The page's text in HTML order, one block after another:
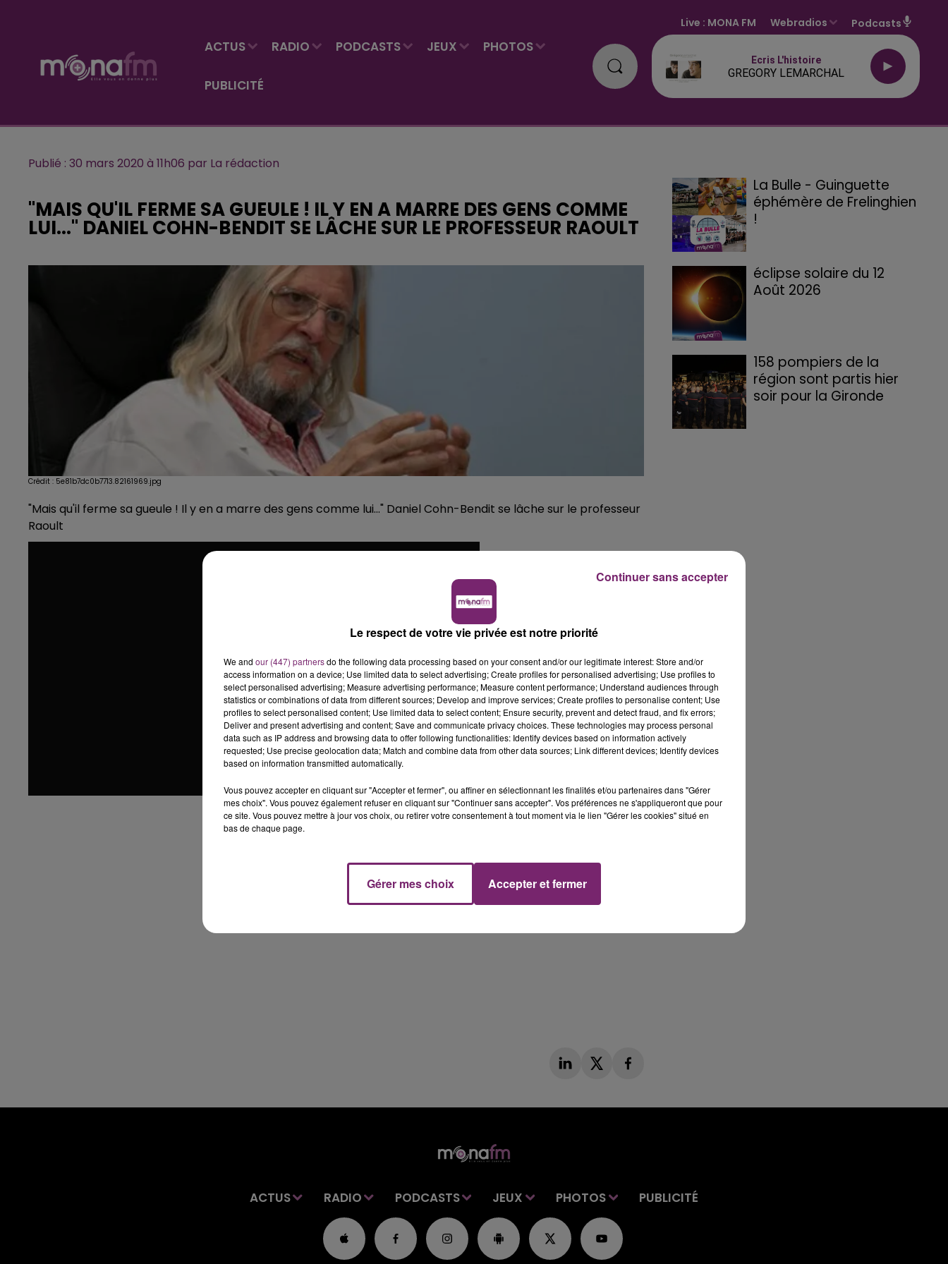
ACTUS RADIO PODCASTS JEUX PHOTOS
PUBLICITÉ
Live : MONA FM Webradios Podcasts
Ecris L'histoire
GREGORY LEMARCHAL
Publié : 30 mars 2020 à 11h06 par La rédaction
"MAIS QU'IL FERME SA GUEULE ! IL Y EN A MARRE DES GENS COMME
LUI..." DANIEL COHN-BENDIT SE LÂCHE SUR LE PROFESSEUR RAOULT
Crédit : 5e81b7dc0b7713.82161969.jpg
"Mais qu'il ferme sa gueule ! Il y en a marre des gens comme lui..." Daniel Cohn-Bendit se lâche sur le professeur
Raoult
La Bulle - Guinguette
éphémère de Frelinghien
!
éclipse solaire du 12
Août 2026
158 pompiers de la
région sont partis hier
soir pour la Gironde
ACTUS RADIO PODCASTS JEUX PHOTOS PUBLICITÉ
Le respect de votre vie privée est notre priorité
We and our (447) partnersdo the following data processing based on your consent and/or our legitimate interest: Store and/or
access information on a device; Use limited data to select advertising; Create profiles for personalised advertising; Use profiles to
select personalised advertising; Measure advertising performance; Measure content performance; Understand audiences through
statistics or combinations of data from different sources; Develop and improve services; Create profiles to personalise content; Use
profiles to select personalised content; Use limited data to select content; Ensure security, prevent and detect fraud, and fix errors;
Deliver and present advertising and content; Save and communicate privacy choices. These technologies may process personal
data such as IP address and browsing data to offer following functionalities: Identify devices based on information actively
requested; Use precise geolocation data; Match and combine data from other data sources; Link different devices; Identify devices
based on information transmitted automatically.
Vous pouvez accepter en cliquant sur "Accepter et fermer", ou affiner en sélectionnant les finalités et/ou partenaires dans "Gérer
mes choix". Vous pouvez également refuser en cliquant sur "Continuer sans accepter". Vos préférences ne s'appliqueront que pour
ce site. Vous pouvez mettre à jour vos choix, ou retirer votre consentement à tout moment via le lien "Gérer les cookies" situé en
bas de chaque page.
Gérer mes choix Accepter et fermer
Continuer sans accepter